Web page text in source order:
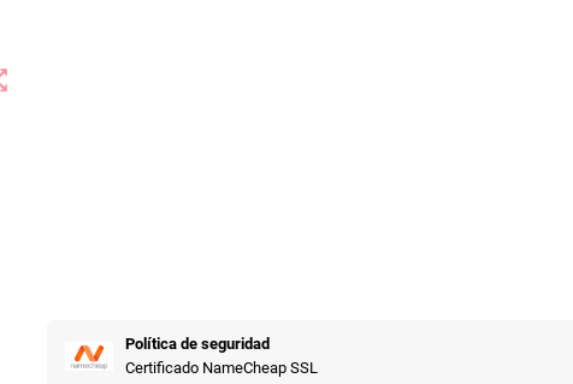
Política de seguridad
Certificado NameCheap SSL